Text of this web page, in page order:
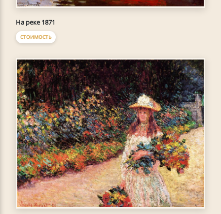
На реке 1871
СТОИМОСТЬ